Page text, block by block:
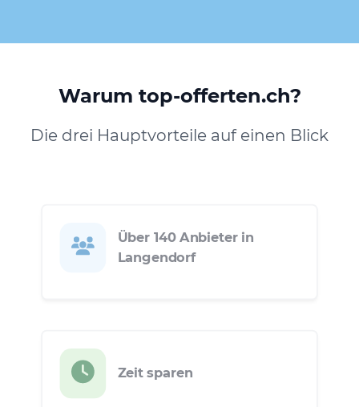
Warum top-offerten.ch?
Die drei Hauptvorteile auf einen Blick
Über 140 Anbieter in
Langendorf
Zeit sparen